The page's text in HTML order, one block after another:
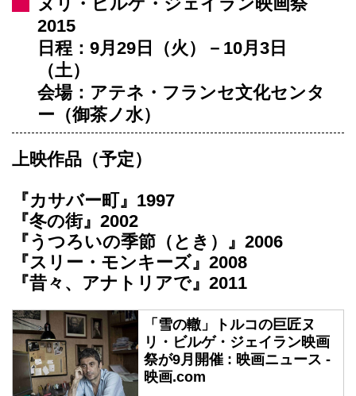
2015
日程：9月29日（火）－10月3日
（土）
会場：アテネ・フランセ文化センタ
ー（御茶ノ水）
上映作品（予定）
『カサバー町』1997
『冬の街』2002
『うつろいの季節（とき）』2006
『スリー・モンキーズ』2008
『昔々、アナトリアで』2011
「雪の轍」トルコの巨匠ヌ
リ・ビルゲ・ジェイラン映画
祭が9月開催 : 映画ニュース -
映画.com